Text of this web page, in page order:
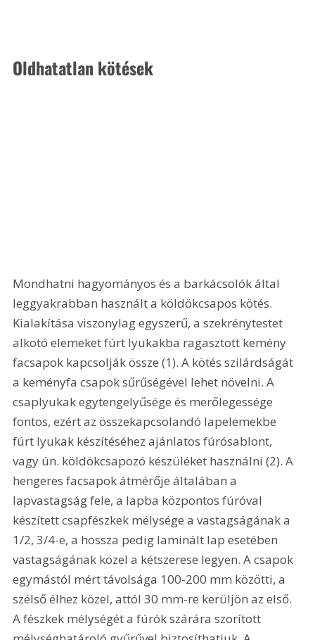
Oldhatatlan kötések
Mondhatni hagyományos és a barkácsolók által
leggyakrabban használt a köldökcsapos kötés.
Kialakítása viszonylag egyszerű, a szekrénytestet
alkotó elemeket fúrt lyukakba ragasztott kemény
facsapok kapcsolják össze (1). A kötés szilárdságát
a keményfa csapok sűrűségével lehet növelni. A
csaplyukak egytengelyűsége és merőlegessége
fontos, ezért az összekapcsolandó lapelemekbe
fúrt lyukak készítéséhez ajánlatos fúrósablont,
vagy ún. köldökcsapozó készüléket használni (2). A
hengeres facsapok átmérője általában a
lapvastagság fele, a lapba központos fúróval
készített csapfészkek mélysége a vastagságának a
1/2, 3/4-e, a hossza pedig laminált lap esetében
vastagságának közel a kétszerese legyen. A csapok
egymástól mért távolsága 100-200 mm közötti, a
szélső élhez közel, attól 30 mm-re kerüljön az első.
A fészkek mélységét a fúrók szárára szorított